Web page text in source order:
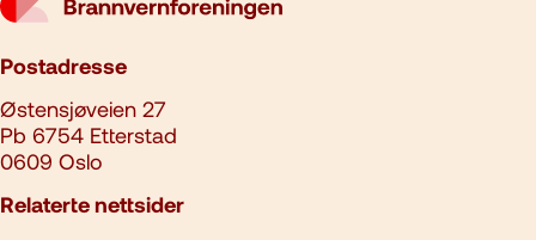
Postadresse
Østensjøveien 27
Pb 6754 Etterstad
0609 Oslo
Relaterte nettsider